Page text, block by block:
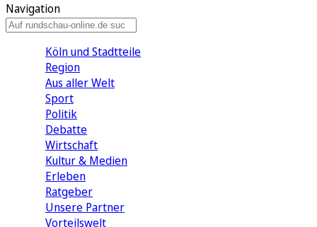
Navigation
Köln und Stadtteile
Region
Aus aller Welt
Sport
Politik
Debatte
Wirtschaft
Kultur & Medien
Erleben
Ratgeber
Unsere Partner
Vorteilswelt